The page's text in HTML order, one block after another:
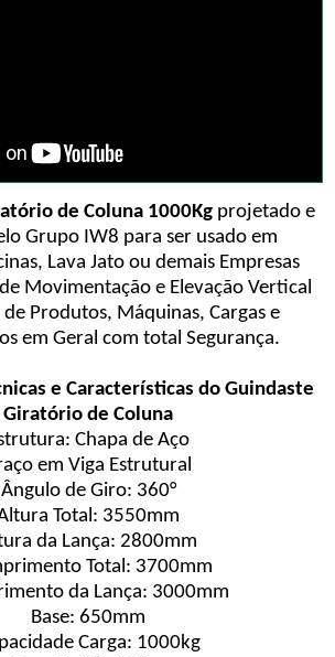
de Coluna 1000Kg projetado e
Grupo IW8 para ser usado em
Lava Jato ou demais Empresas
Movimentação e Elevação Vertical
Produtos, Máquinas, Cargas e
em Geral com total Segurança.
e Características do Guindaste
Giratório de Coluna
Chapa de Aço
em Viga Estrutural
Ângulo de Giro: 360°
Total: 3550mm
da Lança: 2800mm
Total: 3700mm
da Lança: 3000mm
Base: 650mm
Carga: 1000kg